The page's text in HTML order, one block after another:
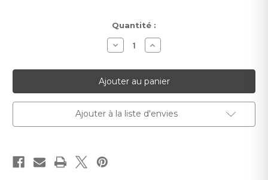
Quantité :
Diminuer
la
pour
Imagine
Augmenter
la
pour
Imagine
Ajouter à la liste d'envies